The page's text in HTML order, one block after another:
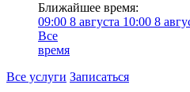
Ближайшее время:
09:00 8 августа 10:00 8
Все
время
Все услуги Записаться